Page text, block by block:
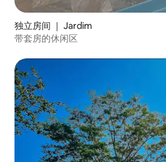
独立房间 ｜ Jardim
带套房的休闲区